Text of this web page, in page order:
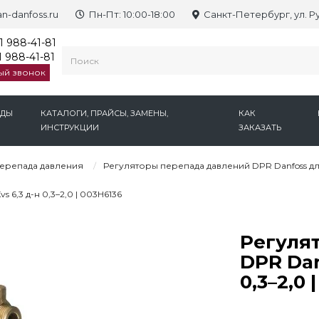
danfoss.ru Пн-Пт: 10:00-18:00 Санкт-Петербург, ул.
988-41-81
988-41-81
звонок
КАТАЛОГИ, ПРАЙСЫ, ЗАМЕНЫ,
ИНСТРУКЦИИ
КАК
ЗАКАЗАТЬ
давления Регуляторы перепада давлений DPR Danfoss
6,3 д-н 0,3–2,0 | 003H6136
DPR
0,3–2,0